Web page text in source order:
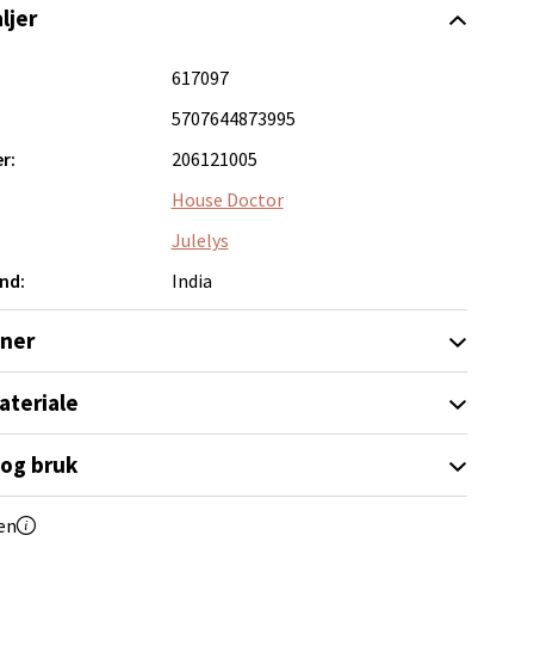
617097
5707644873995
206121005
House Doctor
Julelys
India
bruk